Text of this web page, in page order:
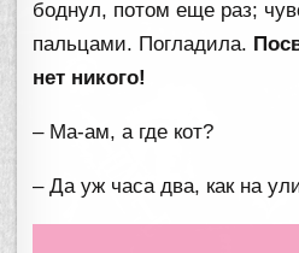
боднул, потом еще раз;
пальцами. Погладила.
нет никого!
– Ма-ам, а где кот?
– Да уж часа два, как на